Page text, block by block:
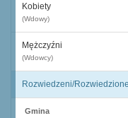
Kobiety
(Wdowy)
Mężczyźni
(Wdowcy)
Rozwiedzeni/Rozwiedzione
Gmina